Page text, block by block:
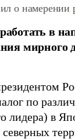
о намерении
в
мирного
по
лидера) в